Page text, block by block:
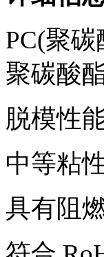
PC(聚
聚碳酸
脱模性
中等粘
具有阻